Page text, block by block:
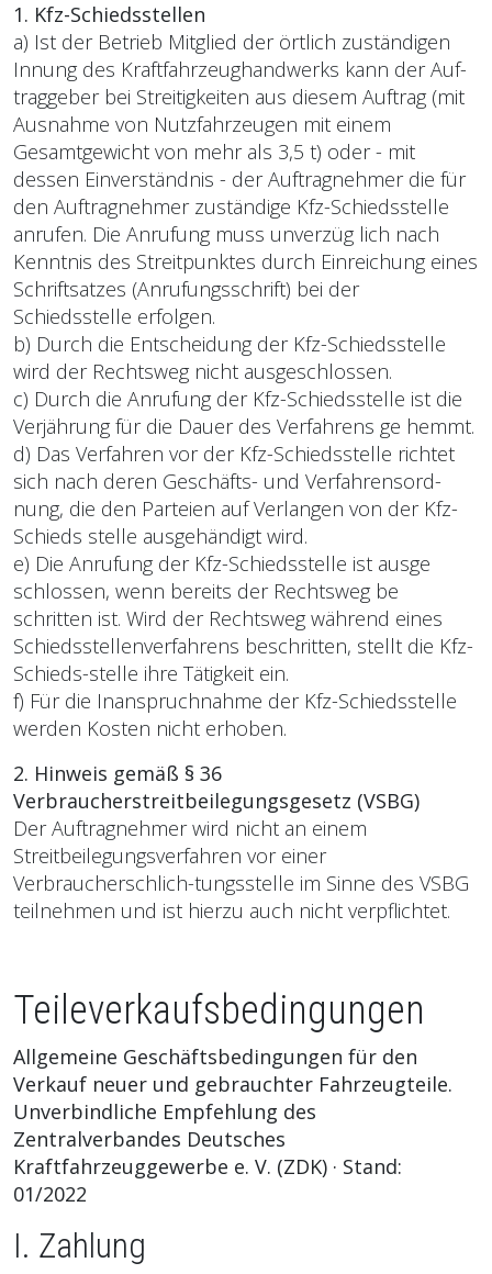
1. Kfz-Schiedsstellen
a) Ist der Betrieb Mitglied der örtlich zuständigen
Innung des Kraftfahrzeughandwerks kann der Auf-
traggeber bei Streitigkeiten aus diesem Auftrag (mit
Ausnahme von Nutzfahrzeugen mit einem
Gesamtgewicht von mehr als 3,5 t) oder - mit
dessen Einverständnis - der Auftragnehmer die für
den Auftragnehmer zuständige Kfz-Schiedsstelle
anrufen. Die Anrufung muss unverzüg lich nach
Kenntnis des Streitpunktes durch Einreichung eines
Schriftsatzes (Anrufungsschrift) bei der
Schiedsstelle erfolgen.
b) Durch die Entscheidung der Kfz-Schiedsstelle
wird der Rechtsweg nicht ausgeschlossen.
c) Durch die Anrufung der Kfz-Schiedsstelle ist die
Verjährung für die Dauer des Verfahrens ge hemmt.
d) Das Verfahren vor der Kfz-Schiedsstelle richtet
sich nach deren Geschäfts- und Verfahrensord-
nung, die den Parteien auf Verlangen von der Kfz-
Schieds stelle ausgehändigt wird.
e) Die Anrufung der Kfz-Schiedsstelle ist ausge
schlossen, wenn bereits der Rechtsweg be
schritten ist. Wird der Rechtsweg während eines
Schiedsstellenverfahrens beschritten, stellt die Kfz-
Schieds-stelle ihre Tätigkeit ein.
f) Für die Inanspruchnahme der Kfz-Schiedsstelle
werden Kosten nicht erhoben.
2. Hinweis gemäß § 36
Verbraucherstreitbeilegungsgesetz (VSBG)
Der Auftragnehmer wird nicht an einem
Streitbeilegungsverfahren vor einer
Verbraucherschlich-tungsstelle im Sinne des VSBG
teilnehmen und ist hierzu auch nicht verpflichtet.
Teileverkaufsbedingungen
Allgemeine Geschäftsbedingungen für den
Verkauf neuer und gebrauchter Fahrzeugteile.
Unverbindliche Empfehlung des
Zentralverbandes Deutsches
Kraftfahrzeuggewerbe e. V. (ZDK) · Stand:
01/2022
I. Zahlung